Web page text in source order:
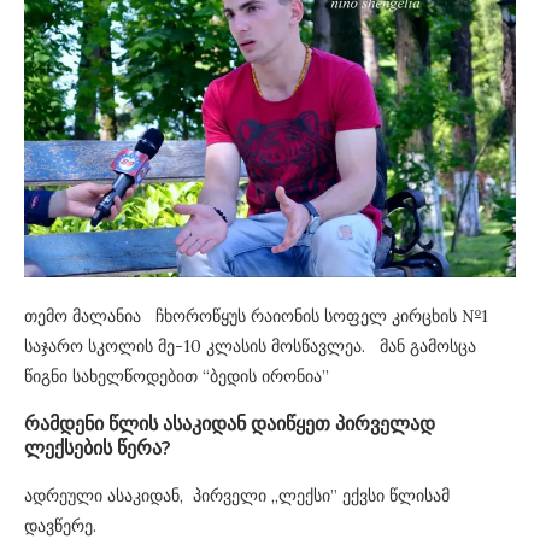
თემო მალანია ჩხოროწყუს რაიონის სოფელ კირცხის №1
საჯარო სკოლის მე-10 კლასის მოსწავლეა. მან გამოსცა
წიგნი სახელწოდებით “ბედის ირონია”
რამდენი წლის ასაკიდან დაიწყეთ პირველად
ლექსების წერა?
ადრეული ასაკიდან, პირველი ,,ლექსი” ექვსი წლისამ
დავწერე.